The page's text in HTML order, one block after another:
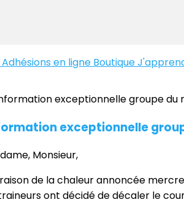
Adhésions en ligne Boutique
exceptionnelle
Monsieur,
de la chaleur annoncée
ont décidé de décaler le